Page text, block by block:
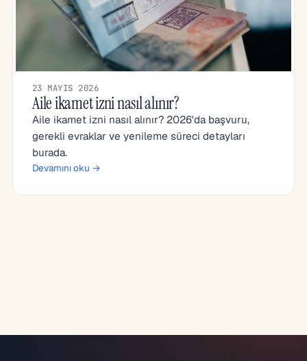
23 MAYIS 2026
Aile ikamet izni nasıl alınır?
Aile ikamet izni nasıl alınır? 2026'da başvuru,
gerekli evraklar ve yenileme süreci detayları
burada.
Devamını oku →